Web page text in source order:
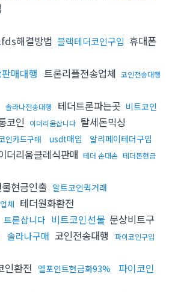
해결방법 블랙테더코인구입 휴대폰
매대행 트론리플전송업체 코인전송대행
솔라나전송대행 테더트론파는곳 비트코인
코인 이더리움삽니다 탈세돈믹싱
인카드구매 usdt매입 알리페이테더구입
더리움클레식판매 테더 손대손 테더돈현금
현금인출 알트코인퀵거래
체 테더원화환전
트론삽니다 비트코인선물 문상비트구
솔라나구매 코인전송대행 파이코인구입
인환전 엘포인트현금화93%
파이코인